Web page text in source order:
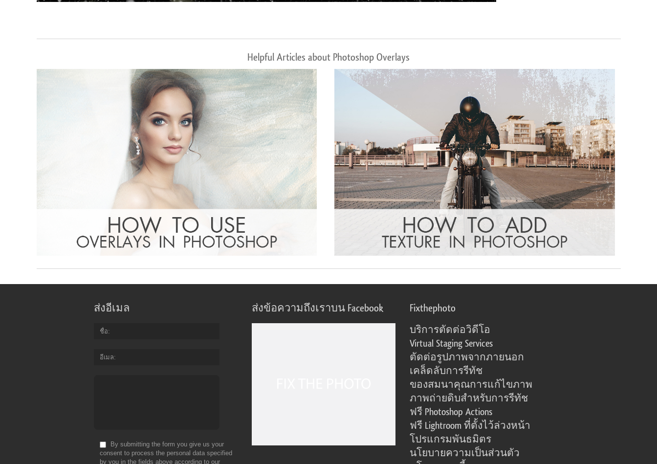
Helpful Articles about Photoshop Overlays
ส่งอีเมล
ชื่อ
อีเมล
By submitting the form you give us your
consent to process the personal data specified
by you in the fields above according to our
ส่งข้อความถึงเราบน Facebook Fixthephoto
บริการตัดต่อวิดีโอ
Virtual Staging Services
ตัดต่อรูปภาพจากภายนอก
เคล็ดลับการรีทัช
ของสมนาคุณการแก้ไขภาพ
ภาพถ่ายดิบสำหรับการรีทัช
ฟรี Photoshop Actions
ฟรี Lightroom ที่ตั้งไว้ล่วงหน้า
โปรแกรมพันธมิตร
นโยบายความเป็นส่วนตัว